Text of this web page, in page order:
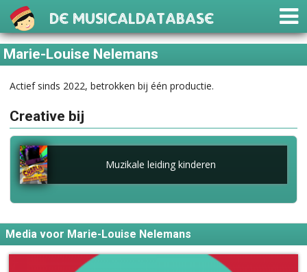
De Musicaldatabase
Marie-Louise Nelemans
Actief sinds 2022, betrokken bij één productie.
Creative bij
Muzikale leiding kinderen
Media voor Marie-Louise Nelemans